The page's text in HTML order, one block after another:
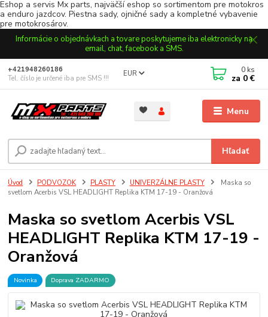
Eshop a servis Mx parts, najväčší eshop so sortimentom pre motokros
a enduro jazdcov. Piestna sady, ojničné sady a kompletné vybavenie
pre motokrosárov.
Informácie o objednávkach a tovare poskytujeme iba elektronicky na
email, chat, facebook a SMS.
Menu
EUR
Hľadať
+421948260186
Tel. číslo je určené iba pre SMS !!!
0 ks
za 0 €
Úvod PODVOZOK PLASTY UNIVERZÁLNE PLASTY
Maska so
svetlom Acerbis VSL HEADLIGHT Replika KTM 17-19 - Oranžová
Maska so svetlom Acerbis VSL
HEADLIGHT Replika KTM 17-19 -
Oranžová
Novinka Doprava ZADARMO